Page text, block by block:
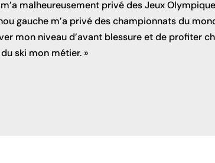
malheureusement privé des Jeux
gauche m’a privé des championnats du
mon niveau d’avant blessure et de profiter
ski mon métier. »